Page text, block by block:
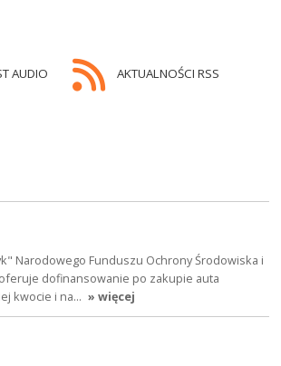
AUDIO AKTUALNOŚCI RSS
Narodowego Funduszu Ochrony Środowiska i
dofinansowanie po zakupie auta
kwocie i na… » więcej